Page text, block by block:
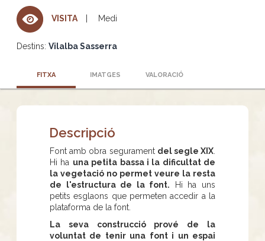
VISITA Medi
Destins: Vilalba Sasserra
FITXA IMATGES VALORACIÓ
Descripció
Font amb obra segurament del segle XIX
Hi ha una petita bassa i la dificultat de
la vegetació no permet veure la resta
de l'estructura de la font. Hi ha uns
petits esglaons que permeten accedir a la
plataforma de la font.
La seva construcció prové de la
voluntat de tenir una font i un espai